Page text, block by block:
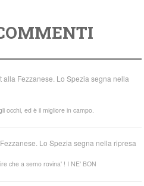
alla Fezzanese. Lo Spezia segna nella
occhi, ed è il migliore in campo.
Lo Spezia segna nella ripresa
che a semo rovina' ! I NE' BON